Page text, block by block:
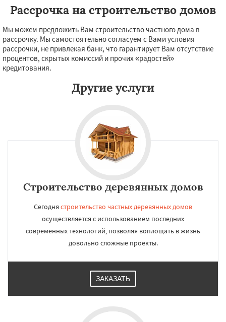
Рассрочка на строительство домов
Мы можем предложить Вам строительство частного дома в
рассрочку. Мы самостоятельно согласуем с Вами условия
рассрочки, не привлекая банк, что гарантирует Вам отсутствие
процентов, скрытых комиссий и прочих «радостей»
кредитования.
Другие услуги
Строительство деревянных домов
Сегодня строительство частных деревянных домов
осуществляется с использованием последних
современных технологий, позволяя воплощать в жизнь
довольно сложные проекты.
ЗАКАЗАТЬ